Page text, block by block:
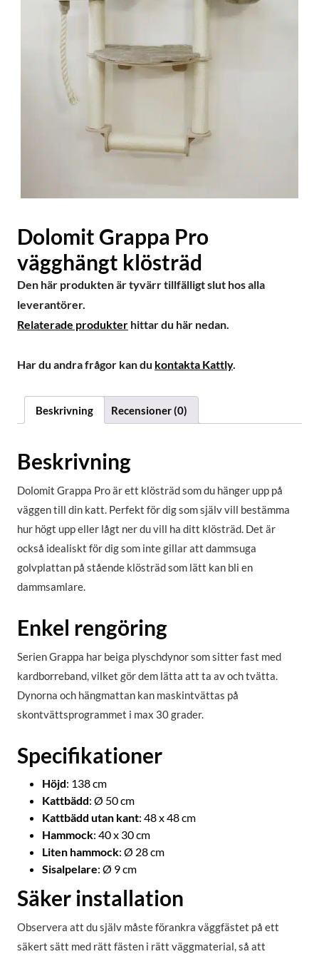
Dolomit Grappa Pro
vägghängt klösträd
Den här produkten är tyvärr tillfälligt slut hos alla
leverantörer.
Relaterade produkter hittar du här nedan.
Har du andra frågor kan du kontakta Kattly.
Beskrivning Recensioner (0)
Beskrivning
Dolomit Grappa Pro är ett klösträd som du hänger upp på
väggen till din katt. Perfekt för dig som själv vill bestämma
hur högt upp eller lågt ner du vill ha ditt klösträd. Det är
också idealiskt för dig som inte gillar att dammsuga
golvplattan på stående klösträd som lätt kan bli en
dammsamlare.
Enkel rengöring
Serien Grappa har beiga plyschdynor som sitter fast med
kardborreband, vilket gör dem lätta att ta av och tvätta.
Dynorna och hängmattan kan maskintvättas på
skontvättsprogrammet i max 30 grader.
Specifikationer
Höjd: 138 cm
Kattbädd: Ø 50 cm
Kattbädd utan kant: 48 x 48 cm
Hammock: 40 x 30 cm
Liten hammock: Ø 28 cm
Sisalpelare: Ø 9 cm
Säker installation
Observera att du själv måste förankra väggfästet på ett
säkert sätt med rätt fästen i rätt väggmaterial, så att